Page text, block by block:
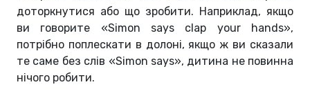
доторкнутися або що зробити. Наприклад, якщо
ви говорите «Simon says clap your hands»,
потрібно поплескати в долоні, якщо ж ви сказали
те саме без слів «Simon says», дитина не повинна
нічого робити.